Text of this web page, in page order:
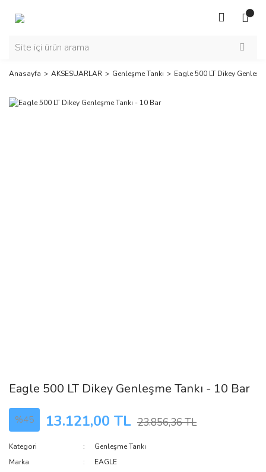
Anasayfa AKSESUARLAR Genleşme Tankı Eagle 500 LT Dikey
Eagle 500 LT Dikey Genleşme Tankı - 10 Bar
%45 13.121,00 TL 23.856,36 TL
Kategori
Genleşme Tankı
Marka
EAGLE